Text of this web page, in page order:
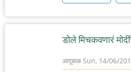
डोले मिचकवणारं
आदूबाळSun, 14/06/